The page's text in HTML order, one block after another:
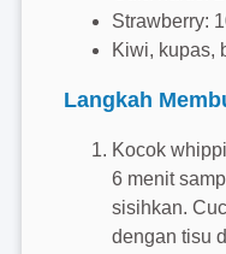
Strawberry:
Kiwi, kupas,
Langkah
Kocok
6 menit
sisihkan.
dengan tisu